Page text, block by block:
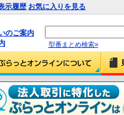
示履歴 お気に入りを見る
のご案内
型番まとめ検索»